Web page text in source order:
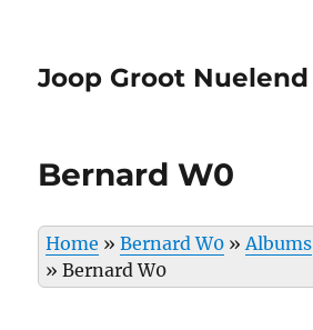
Joop Groot Nuelend
Bernard W0
Home »Bernard W0 »Albums
»Bernard W0